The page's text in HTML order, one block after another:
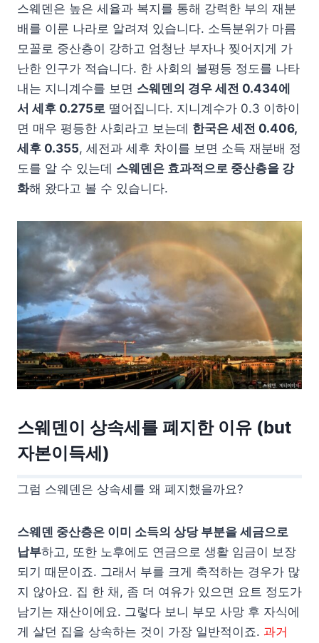
스웨덴은 높은 세율과 복지를 통해 강력한 부의 재분
배를 이룬 나라로 알려져 있습니다. 소득분위가 마름
모꼴로 중산층이 강하고 엄청난 부자나 찢어지게 가
난한 인구가 적습니다. 한 사회의 불평등 정도를 나타
내는 지니계수를 보면 스웨덴의 경우 세전 0.434에
서 세후 0.275로 떨어집니다. 지니계수가 0.3 이하이
면 매우 평등한 사회라고 보는데 한국은 세전 0.406,
세후 0.355, 세전과 세후 차이를 보면 소득 재분배 정
도를 알 수 있는데 스웨덴은 효과적으로 중산층을 강
화해 왔다고 볼 수 있습니다.
스웨덴이 상속세를 폐지한 이유 (but
자본이득세)
그럼 스웨덴은 상속세를 왜 폐지했을까요?
스웨덴 중산층은 이미 소득의 상당 부분을 세금으로
납부하고, 또한 노후에도 연금으로 생활 임금이 보장
되기 때문이죠. 그래서 부를 크게 축적하는 경우가 많
지 않아요. 집 한 채, 좀 더 여유가 있으면 요트 정도가
남기는 재산이에요. 그렇다 보니 부모 사망 후 자식에
게 살던 집을 상속하는 것이 가장 일반적이죠. 과거